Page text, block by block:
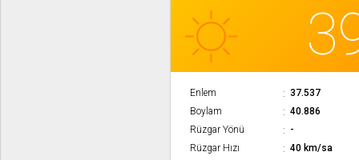
Enlem
37.537
Boylam
40.886
Rüzgar Yönü
-
Rüzgar Hızı
40 km/sa